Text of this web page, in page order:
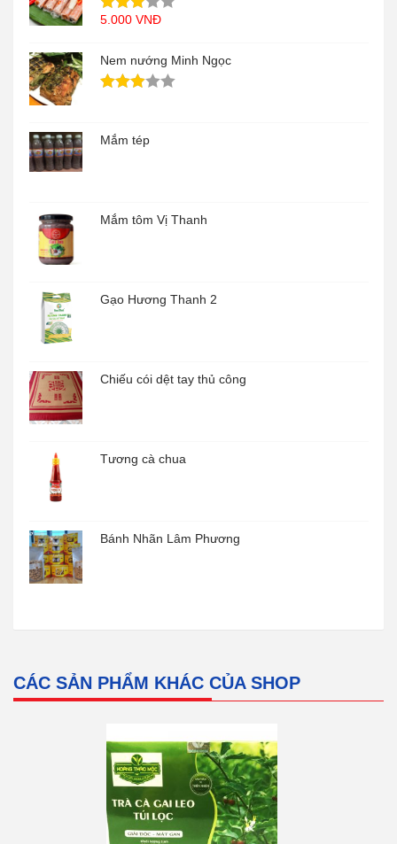
5.000 VNĐ
Nem nướng Minh Ngọc
Mắm tép
Mắm tôm Vị Thanh
Gạo Hương Thanh 2
Chiếu cói dệt tay thủ công
Tương cà chua
Bánh Nhãn Lâm Phương
CÁC SẢN PHẨM KHÁC CỦA SHOP